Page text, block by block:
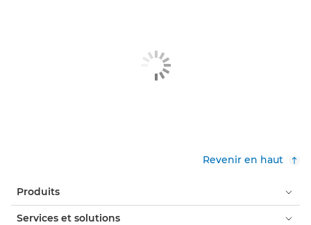
Revenir en haut
Produits
Services et solutions